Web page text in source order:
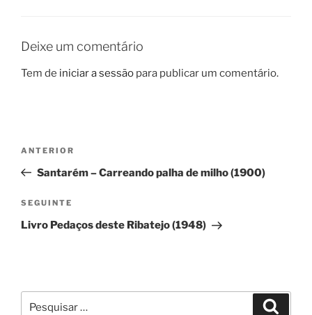
Deixe um comentário
Tem de iniciar a sessão para publicar um comentário.
Navegação
artigos
Conteúdo
anterior
ANTERIOR
Santarém – Carreando palha de milho (1900)
Conteúdo
seguinte
SEGUINTE
Livro Pedaços deste Ribatejo (1948)